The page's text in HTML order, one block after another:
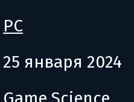
PC
25 января 2024